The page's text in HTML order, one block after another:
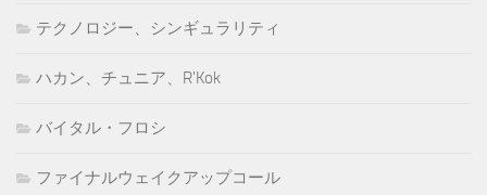
テクノロジー、シンギュラリティ
ハカン、チュニア、R'Kok
バイタル・フロシ
ファイナルウェイクアップコール